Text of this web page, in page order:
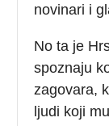
novinari i
No ta je
spoznaju
zagovara,
ljudi koji